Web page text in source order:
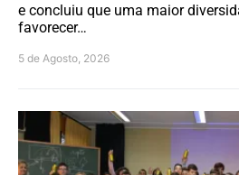
e concluiu que uma maior
favorecer…
5 de Agosto, 2026